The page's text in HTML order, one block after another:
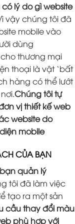
lý do gì website
vậy chúng tôi đã
mobile vào
dùng
thương mại
thoại là vật ‘bất
hàng có thể lướt
Chúng tôi tự
vị thiết kế web
website do
mobile
CỦA BẠN
quản lý
tôi đã làm việc
tạo ra một sản
cầu thay đổi màu
phù hợp với